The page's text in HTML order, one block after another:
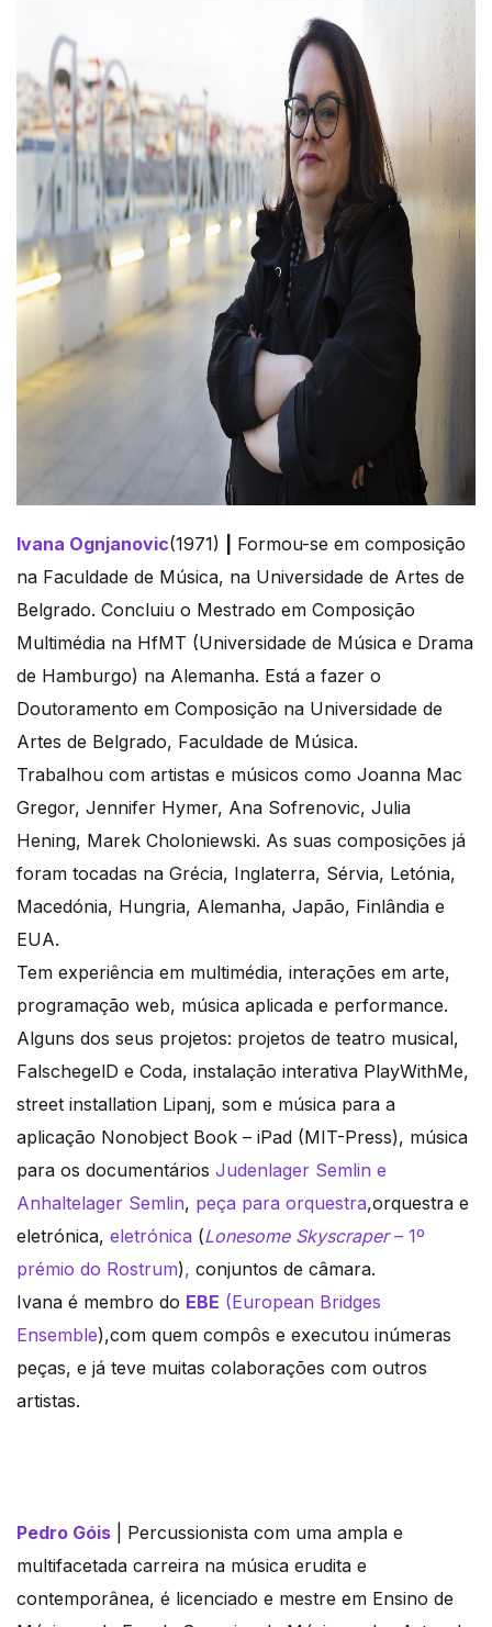
Ivana Ognjanovic(1971)
Formou-se em composição
na Faculdade de Música, na Universidade de Artes de
Belgrado. Concluiu o Mestrado em Composição
Multimédia na HfMT (Universidade de Música e Drama
de Hamburgo) na Alemanha. Está a fazer o
Doutoramento em Composição na Universidade de
Artes de Belgrado, Faculdade de Música.
Trabalhou com artistas e músicos como Joanna Mac
Gregor, Jennifer Hymer, Ana Sofrenovic, Julia
Hening, Marek Choloniewski. As suas composições já
foram tocadas na Grécia, Inglaterra, Sérvia, Letónia,
Macedónia, Hungria, Alemanha, Japão, Finlândia e
EUA.
Tem experiência em multimédia, interações em arte,
programação web, música aplicada e performance.
Alguns dos seus projetos: projetos de teatro musical,
FalschegelD e Coda, instalação interativa PlayWithMe,
street installation Lipanj, som e música para a
aplicação Nonobject Book – iPad (MIT-Press), música
para os documentários Judenlager Semlin e
Anhaltelager Semlin, peça para orquestra,orquestra e
eletrónica, eletrónica (Lonesome Skyscraper– 1º
prémio do Rostrum), conjuntos de câmara.
Ivana é membro do EBE (European Bridges
Ensemble),com quem compôs e executou inúmeras
peças, e já teve muitas colaborações com outros
artistas.
Pedro Góis | Percussionista com uma ampla e
multifacetada carreira na música erudita e
contemporânea, é licenciado e mestre em Ensino de